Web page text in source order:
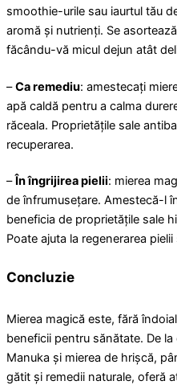
smoothie-urile sau iaurtul tău
aromă și nutrienți. Se
făcându-vă micul dejun atât
–Ca remediu: amestecați
apă caldă pentru a calma
răceala. Proprietățile sale
recuperarea.
– În îngrijirea pielii: mierea
de înfrumusețare. Amestecă-l
beneficia de proprietățile sale
Poate ajuta la regenerarea
Concluzie
Mierea magică este, fără
beneficii pentru sănătate. De
Manuka și mierea de hrișcă,
gătit și remedii naturale, oferă